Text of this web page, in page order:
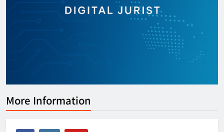
More Information